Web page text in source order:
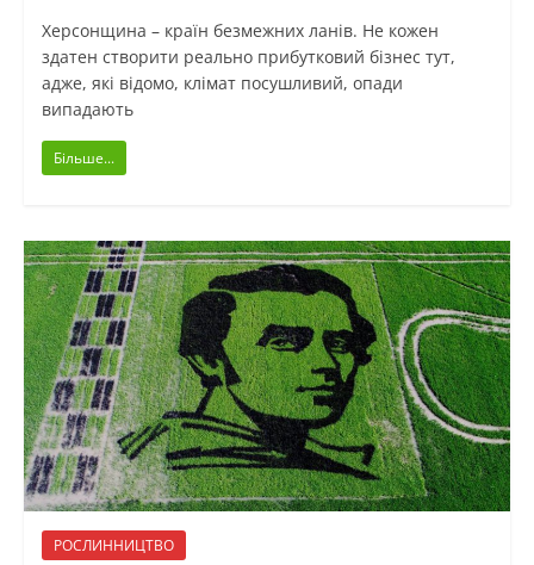
Херсонщина – країн безмежних ланів. Не кожен
здатен створити реально прибутковий бізнес тут,
адже, які відомо, клімат посушливий, опади
випадають
Більше...
РОСЛИННИЦТВО